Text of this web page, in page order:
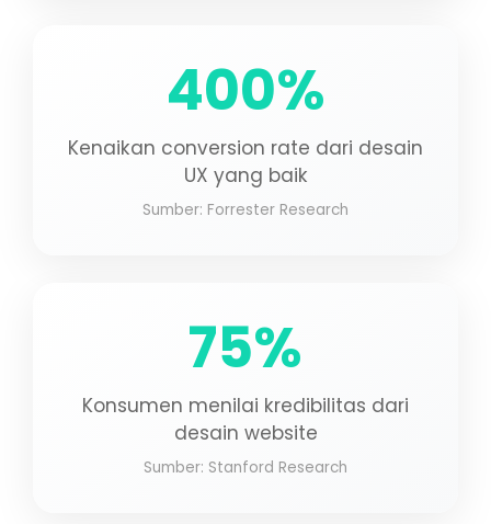
400%
Kenaikan conversion rate dari desain
UX yang baik
Sumber: Forrester Research
75%
Konsumen menilai kredibilitas dari
desain website
Sumber: Stanford Research